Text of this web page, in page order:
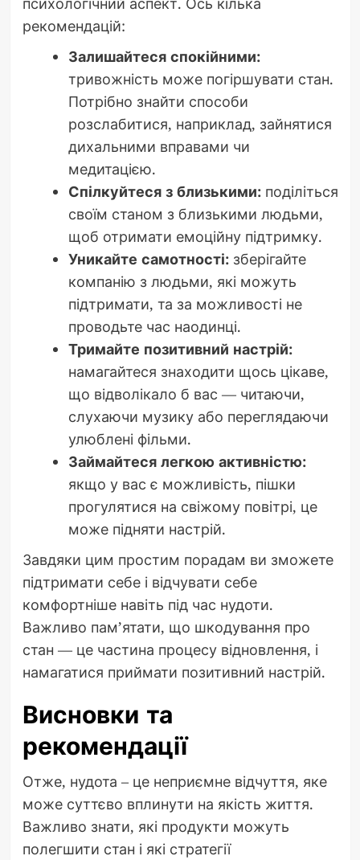
рекомендацій:
Залишайтеся спокійними:
тривожність може погіршувати стан.
Потрібно знайти способи
розслабитися, наприклад, зайнятися
дихальними вправами чи
медитацією.
Спілкуйтеся з близькими:поділіться
своїм станом з близькими людьми,
щоб отримати емоційну підтримку.
Уникайте самотності:зберігайте
компанію з людьми, які можуть
підтримати, та за можливості не
проводьте час наодинці.
Тримайте позитивний настрій:
намагайтеся знаходити щось цікаве,
що відволікало б вас — читаючи,
слухаючи музику або переглядаючи
улюблені фільми.
Займайтеся легкою активністю:
якщо у вас є можливість, пішки
прогулятися на свіжому повітрі, це
може підняти настрій.
Завдяки цим простим порадам ви зможете
підтримати себе і відчувати себе
комфортніше навіть під час нудоти.
Важливо пам’ятати, що шкодування про
стан — це частина процесу відновлення, і
намагатися приймати позитивний настрій.
Висновки та
рекомендації
Отже, нудота – це неприємне відчуття, яке
може суттєво вплинути на якість життя.
Важливо знати, які продукти можуть
полегшити стан і які стратегії